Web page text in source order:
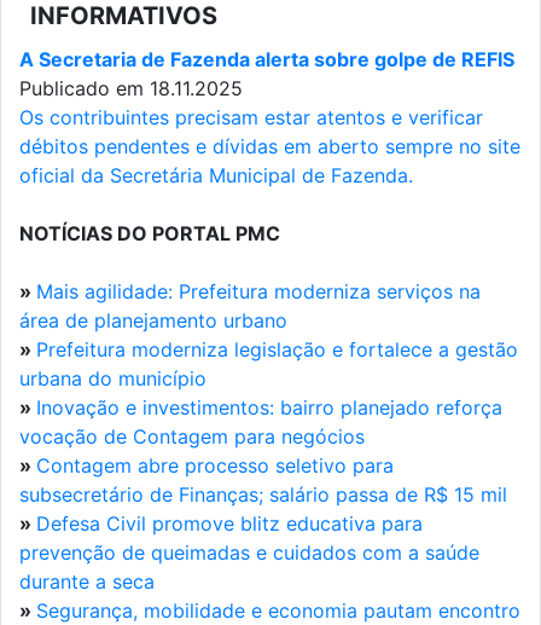
INFORMATIVOS
A Secretaria de Fazenda alerta sobre golpe de REFIS
Publicado em 18.11.2025
Os contribuintes precisam estar atentos e verificar
débitos pendentes e dívidas em aberto sempre no site
oficial da Secretária Municipal de Fazenda.
NOTÍCIAS DO PORTAL PMC
» Mais agilidade: Prefeitura moderniza serviços na
área de planejamento urbano
» Prefeitura moderniza legislação e fortalece a gestão
urbana do município
» Inovação e investimentos: bairro planejado reforça
vocação de Contagem para negócios
» Contagem abre processo seletivo para
subsecretário de Finanças; salário passa de R$ 15 mil
» Defesa Civil promove blitz educativa para
prevenção de queimadas e cuidados com a saúde
durante a seca
» Segurança, mobilidade e economia pautam encontro